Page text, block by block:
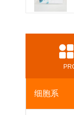
细胞系